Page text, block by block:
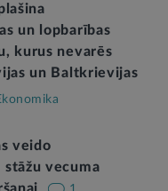
un lopbarības
kurus nevarēs
un Baltkrievijas
veido
stāžu vecuma